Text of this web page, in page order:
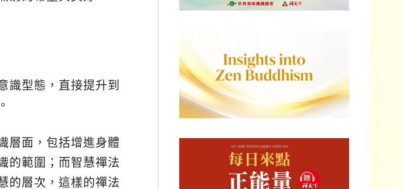
識型態，直接提升到
層面，包括增進身體
的範圍；而智慧禪法
的層次，這樣的禪法